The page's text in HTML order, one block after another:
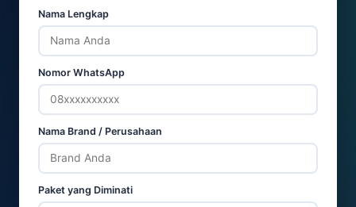
Nama Lengkap
Nomor WhatsApp
Nama Brand / Perusahaan
Paket yang Diminati